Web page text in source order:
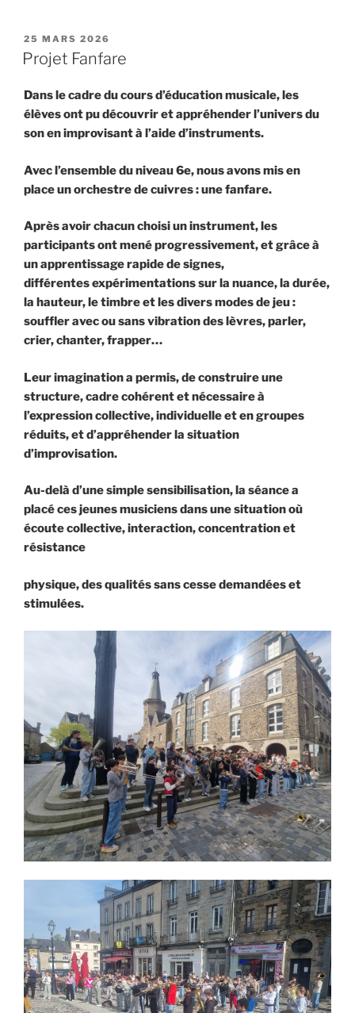
25 MARS 2026
Projet Fanfare
Dans le cadre du cours d’éducation musicale, les
élèves ont pudécouvrir et appréhender l’univers du
son en improvisant à l’aide d’instruments.
Avec l’ensemble du niveau 6e, nous avons mis en
place un orchestre de cuivres : une fanfare.
Après avoir chacun choisi un instrument, les
participants ont menéprogressivement, et grâce à
un apprentissage rapide de signes,
différentes expérimentations sur la nuance, la durée,
la hauteur, le timbre et les divers modes de jeu :
souffler avec ou sans vibration des lèvres, parler,
crier, chanter,frapper…
Leur imagination a permis, de construire une
structure, cadre cohérent etnécessaire à
l’expression collective, individuelle et en groupes
réduits, et d’appréhender la situation
d’improvisation.
Au-delà d’une simple sensibilisation, la séance a
placé ces jeunes musiciens dans une situation où
écoute collective, interaction, concentration et
résistance
physique, des qualités sans cesse demandées et
stimulées.